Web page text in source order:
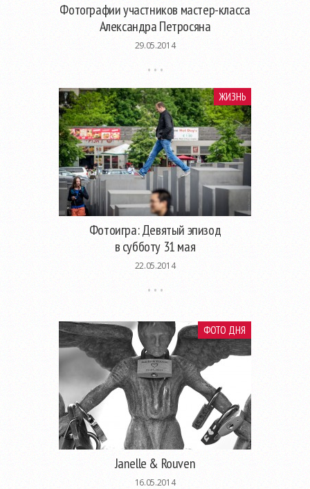
Фотографии участников мастер-класса
Александра Петросяна
29.05.2014
ЖИЗНЬ
Фотоигра: Девятый эпизод
в субботу 31 мая
22.05.2014
ФОТО ДНЯ
Janelle & Rouven
16.05.2014